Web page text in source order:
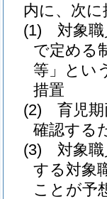
内に、次
(1)
対象
で定める
等」とい
措置
(2)
育児
確認する
(3)
対象
する対象
ことが予